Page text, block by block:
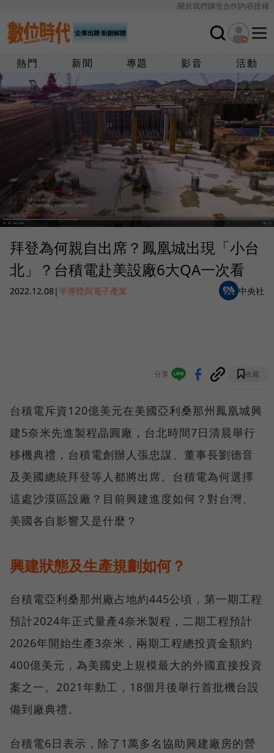
關於我們廣告合作內容授權
熱門 新聞 專題 影音 活動
拜登為何親自出席？鳳凰城出現「小台
北」？台積電赴美設廠6大QA一次看
2022.12.08|半導體與電子產業 中央社
分享 收藏
台積電斥資120億美元在美國亞利桑那州鳳凰城興
建5奈米先進製程晶圓廠，台北時間7日清晨舉行
移機典禮，台積電創辦人張忠謀、董事長劉德音
及美國總統拜登等人都將出席。台積電為何選擇
這處沙漠區設廠？目前興建進度如何？對台灣、
美國各自影響又是什麼？
興建狀態及生產規劃如何？
台積電亞利桑那州廠占地約445公頃，第一期工程
預計2024年正式量產4奈米製程，二期工程預計
2026年開始生產3奈米，兩期工程總投資金額約
400億美元，為美國史上規模最大的外國直接投資
案之一。2021年動工，18個月後舉行首批機台設
備到廠典禮。
台積電6日表示，除了1萬多名協助興建廠房的營